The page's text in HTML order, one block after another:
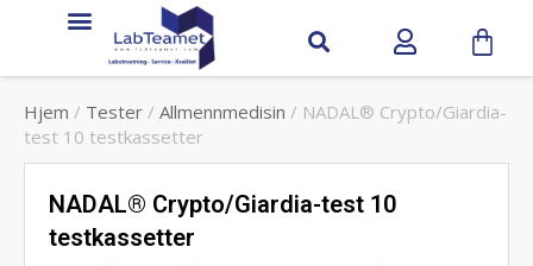
Hjem / Tester / Allmennmedisin / NADAL® Crypto/Giardia-
test 10 testkassetter
NADAL® Crypto/Giardia-test 10
testkassetter